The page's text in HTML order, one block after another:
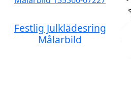
Festlig Julklädesring
Målarbild